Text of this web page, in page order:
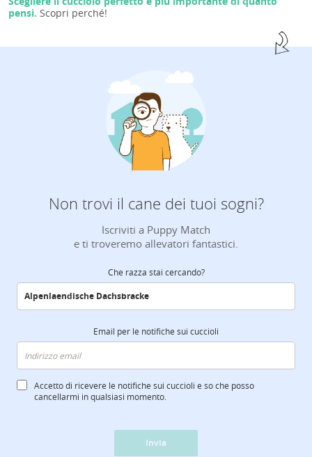
pensi. Scopri perché!
Non trovi il cane dei tuoi sogni?
Iscriviti a Puppy Match
e ti troveremo allevatori fantastici.
Che razza stai cercando?
Email per le notifiche sui cuccioli
Accetto di ricevere le notifiche sui cuccioli e so che posso
cancellarmi in qualsiasi momento.
Invia